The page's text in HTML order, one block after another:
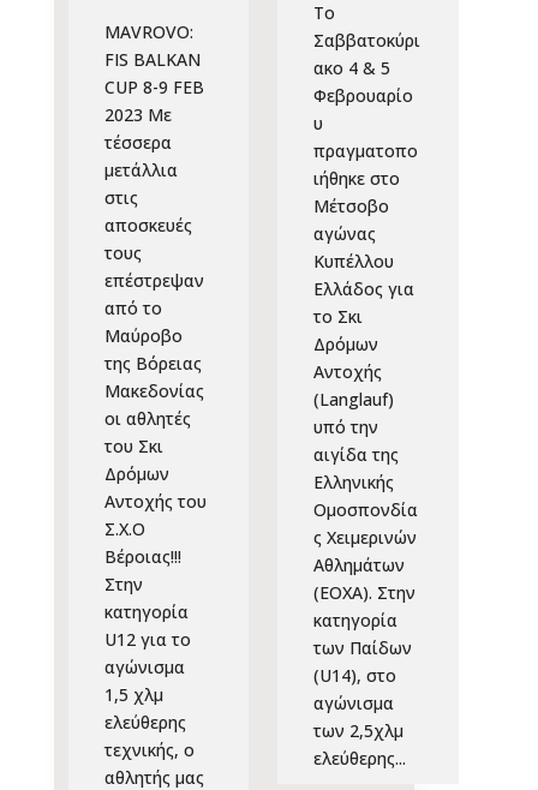
MAVROVO:
FIS BALKAN
CUP 8-9 FEB
2023 Με
τέσσερα
μετάλλια
στις
αποσκευές
τους
επέστρεψαν
από το
Μαύροβο
της Βόρειας
Μακεδονίας
οι αθλητές
του Σκι
Δρόμων
Αντοχής του
Σ.Χ.Ο
Βέροιας!!!
Στην
κατηγορία
U12 για το
αγώνισμα
1,5 χλμ
ελεύθερης
τεχνικής, ο
αθλητής μας
Το
Σαββατοκύρι
ακο 4 & 5
Φεβρουαρίο
υ
πραγματοπο
ιήθηκε στο
Μέτσοβο
αγώνας
Κυπέλλου
Ελλάδος για
το Σκι
Δρόμων
Αντοχής
(Langlauf)
υπό την
αιγίδα της
Ελληνικής
Ομοσπονδία
ς Χειμερινών
Αθλημάτων
(ΕΟΧΑ). Στην
κατηγορία
των Παίδων
(U14), στο
αγώνισμα
των 2,5χλμ
ελεύθερης...